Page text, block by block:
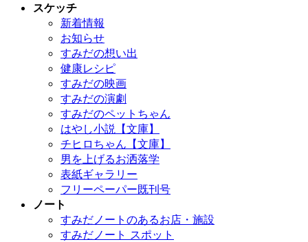
スケッチ
新着情報
お知らせ
すみだの想い出
健康レシピ
すみだの映画
すみだの演劇
すみだのペットちゃん
はやし小説【文庫】
チヒロちゃん【文庫】
男を上げるお洒落学
表紙ギャラリー
フリーペーパー既刊号
ノート
すみだノートのあるお店・施設
すみだノート スポット